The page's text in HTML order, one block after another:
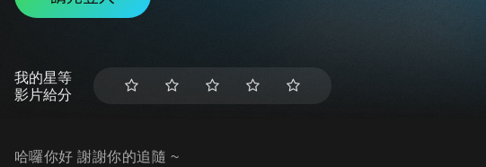
我的星等
影片給分
哈囉你好 謝謝你的追隨 ~